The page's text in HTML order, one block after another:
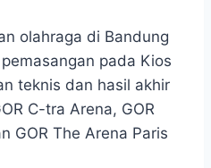
olahraga di Bandung
pada Kios
teknis dan hasil akhir
C-tra Arena, GOR
GOR The Arena Paris